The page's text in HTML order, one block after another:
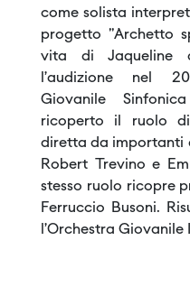
come solista
progetto "Archetto
vita di Jaqueline
l’audizione nel
Giovanile
ricoperto il ruolo
diretta da importanti
Robert Trevino e
stesso ruolo ricopre
Ferruccio Busoni.
l’Orchestra Giovanile